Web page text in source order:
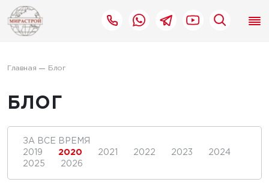
Главная Блог
БЛОГ
ЗА ВСЕ ВРЕМЯ
2019
2020 2021 2022 2023
2024
2025
2026